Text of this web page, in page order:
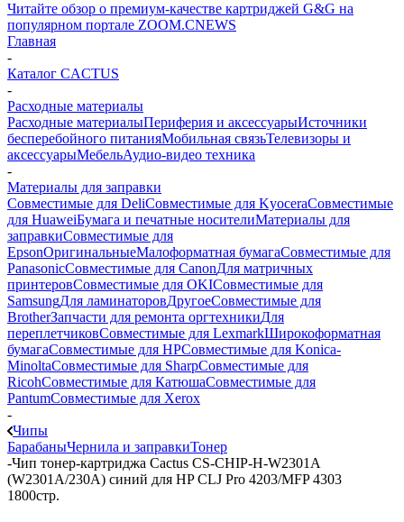
Читайте обзор о премиум-качестве картриджей G&G на
популярном портале ZOOM.CNEWS
Главная
-
Каталог CACTUS
-
Расходные материалы
Расходные материалыПериферия и аксессуарыИсточники
бесперебойного питанияМобильная связьТелевизоры и
аксессуарыМебельАудио-видео техника
-
Материалы для заправки
Совместимые для DeliСовместимые для KyoceraСовместимые
для HuaweiБумага и печатные носителиМатериалы для
заправкиСовместимые для
EpsonОригинальныеМалоформатная бумагаСовместимые для
PanasonicСовместимые для CanonДля матричных
принтеровСовместимые для OKIСовместимые для
SamsungДля ламинаторовДругоеСовместимые для
BrotherЗапчасти для ремонта оргтехникиДля
переплетчиковСовместимые для LexmarkШирокоформатная
бумагаСовместимые для HPСовместимые для Konica-
MinoltaСовместимые для SharpСовместимые для
RicohСовместимые для КатюшаСовместимые для
PantumСовместимые для Xerox
-
Чипы
БарабаныЧернила и заправкиТонер
-Чип тонер-картриджа Cactus СS-CHIP-H-W2301A
(W2301A/230A) синий для HP CLJ Pro 4203/MFP 4303
1800стр.